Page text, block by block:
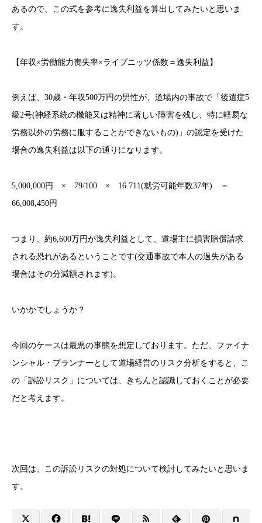
あるので、この式を参考に逸失利益を算出してみたいと思いま
す。
【年収×労働能力喪失率×ライプニッツ係数＝逸失利益】
例えば、30歳・年収500万円の男性が、道場内の事故で「後遺症5
級2号(神経系統の機能又は精神に著しい障害を残し、特に軽易な
労務以外の労務に服することができないもの)」の認定を受けた
場合の逸失利益は以下の通りになります。
5,000,000円 × 79/100 × 16.711(就労可能年数37年) ＝
66,008,450円
つまり、約6,600万円が逸失利益として、道場主に損害賠償請求
される恐れがあるということです(交通事故で本人の過失がある
場合はその分減額されます)。
いかかでしょうか？
今回のケースは最悪の事態を想定しております。ただ、ファイナ
ンシャル・プランナーとして道場経営のリスク分析をすると、こ
の「訴訟リスク」については、きちんと認識しておくことが必要
だと考えます。
次回は、この訴訟リスクの対処について検討してみたいと思いま
す。